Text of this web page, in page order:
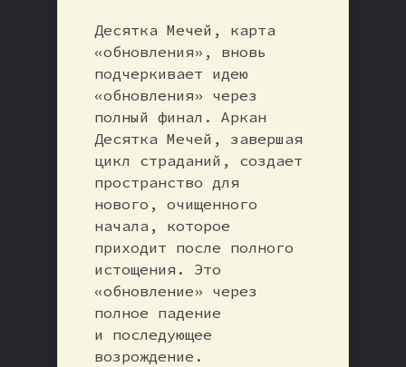
Десятка Мечей, карта
«обновления», вновь
подчеркивает идею
«обновления» через
полный финал. Аркан
Десятка Мечей, завершая
цикл страданий, создает
пространство для
нового, очищенного
начала, которое
приходит после полного
истощения. Это
«обновление» через
полное падение
и последующее
возрождение.